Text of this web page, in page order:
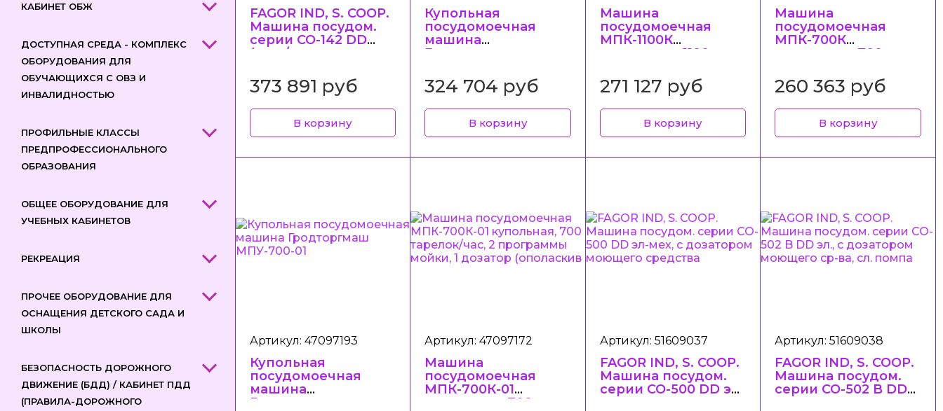
КАБИНЕТ ОБЖ
ДОСТУПНАЯ СРЕДА - КОМПЛЕКС
ОБОРУДОВАНИЯ ДЛЯ
ОБУЧАЮЩИХСЯ С ОВЗ И
ИНВАЛИДНОСТЬЮ
ПРОФИЛЬНЫЕ КЛАССЫ
ПРЕДПРОФЕССИОНАЛЬНОГО
ОБРАЗОВАНИЯ
ОБЩЕЕ ОБОРУДОВАНИЕ ДЛЯ
УЧЕБНЫХ КАБИНЕТОВ
РЕКРЕАЦИЯ
ПРОЧЕЕ ОБОРУДОВАНИЕ ДЛЯ
ОСНАЩЕНИЯ ДЕТСКОГО САДА И
ШКОЛЫ
БЕЗОПАСНОСТЬ ДОРОЖНОГО
ДВИЖЕНИЕ (БДД) / КАБИНЕТ ПДД
(ПРАВИЛА-ДОРОЖНОГО
FAGOR IND, S. COOP.
Машина посудом.
серии CO-142 DD
(эл.п/у, с доз. м. и
373 891 руб
В корзину
Купольная
посудомоечная
машина
Гродторгмаш
324 704 руб
В корзину
Машина
посудомоечная
МПК-1100К
купольная, 1100
программы мойки,
2 дозатора
(моющий, о
271 127 руб
В корзину
Машина
посудомоечная
МПК-700К
купольная, 700
программы мойки,
2 дозатора
(моющий, опо
260 363 руб
В корзину
Артикул: 47097193
Купольная
посудомоечная
машина
Гродторгмаш
Артикул: 47097172
Машина
посудомоечная
МПК-700К-01
купольная, 700
Артикул: 51609037
FAGOR IND, S. COOP.
Машина посудом.
серии CO-500 DD эл-
Артикул: 51609038
FAGOR IND, S. COOP.
Машина посудом.
серии CO-502 B DD